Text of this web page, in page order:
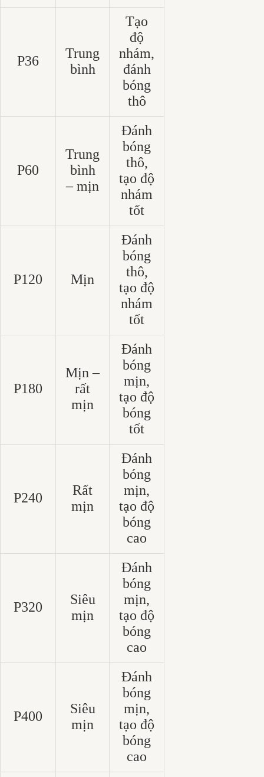
P36
Trung
bình
Tạo
độ
nhám,
đánh
bóng
thô
P60
Trung
bình
– mịn
Đánh
bóng
thô,
tạo độ
nhám
tốt
P120 Mịn
Đánh
bóng
thô,
tạo độ
nhám
tốt
P180
Mịn –
rất
mịn
Đánh
bóng
mịn,
tạo độ
bóng
tốt
P240
Rất
mịn
Đánh
bóng
mịn,
tạo độ
bóng
cao
P320
Siêu
mịn
Đánh
bóng
mịn,
tạo độ
bóng
cao
P400
Siêu
mịn
Đánh
bóng
mịn,
tạo độ
bóng
cao